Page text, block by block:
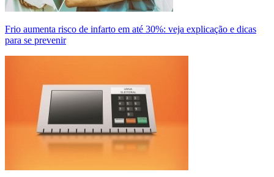
Frio aumenta risco de infarto em até 30%: veja explicação e dicas
para se prevenir